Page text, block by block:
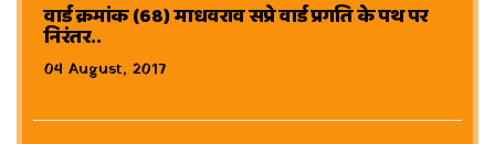
वार्ड क्रमांक (68) माधवराव सप्रे वार्ड प्रगति के पथ पर
निरंतर..
04 August, 2017